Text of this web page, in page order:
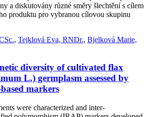
a diskutovány různé směry šlechtění s cílem
produktu pro vybranou cílovou skupinu
, Tejklová Eva, RNDr., Bjelková Marie,
diversity of cultivated flax
L.) germplasm assessed by
markers
were characterized and inter-